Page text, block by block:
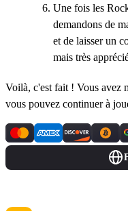
Une fois les
demandons de
et de laisser un
mais très
Voilà, c'est fait ! Vous avez
vous pouvez continuer à